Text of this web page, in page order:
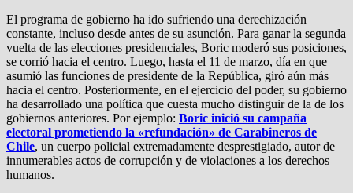
El programa de gobierno ha ido sufriendo una derechización
constante, incluso desde antes de su asunción. Para ganar la segunda
vuelta de las elecciones presidenciales, Boric moderó sus posiciones,
se corrió hacia el centro. Luego, hasta el 11 de marzo, día en que
asumió las funciones de presidente de la República, giró aún más
hacia el centro. Posteriormente, en el ejercicio del poder, su gobierno
ha desarrollado una política que cuesta mucho distinguir de la de los
gobiernos anteriores. Por ejemplo: Boric inició su campaña
electoral prometiendo la «refundación» de Carabineros de
Chile, un cuerpo policial extremadamente desprestigiado, autor de
innumerables actos de corrupción y de violaciones a los derechos
humanos.